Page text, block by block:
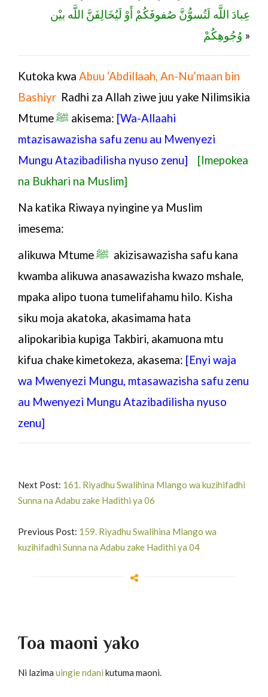
عِبادَ اللَّه لَتُسوُّنَّ صُفوفَكُمْ أَوْ لَيُخَالِفَنَّ اللَّه بيْن
وُجُوهِكُمْ »
Kutoka kwa Abuu ‘Abdillaah, An-Nu’maan bin
Bashiyr Radhi za Allah ziwe juu yake Nilimsikia
Mtumeﷺ akisema: [Wa-Allaahi
mtazisawazisha safu zenu au Mwenyezi
Mungu Atazibadilisha nyuso zenu]
[Imepokea
na Bukhari na Muslim]
Na katika Riwaya nyingine ya Muslim
imesema:
alikuwa Mtume
akizisawazisha safu kana
kwamba alikuwa anasawazisha kwazo mshale,
mpaka alipo tuona tumelifahamu hilo. Kisha
siku moja akatoka, akasimama hata
alipokaribia kupiga Takbiri, akamuona mtu
kifua chake kimetokeza, akasema: [Enyi waja
wa Mwenyezi Mungu, mtasawazisha safu zenu
au Mwenyezi Mungu Atazibadilisha nyuso
zenu]
Next Post: 161. Riyadhu Swalihina Mlango wa kuzihifadhi
Sunna na Adabu zake Hadithi ya 06
Previous Post: 159. Riyadhu Swalihina Mlango wa
kuzihifadhi Sunna na Adabu zake Hadithi ya 04
Toa maoni yako
Ni lazima uingie ndani kutuma maoni.